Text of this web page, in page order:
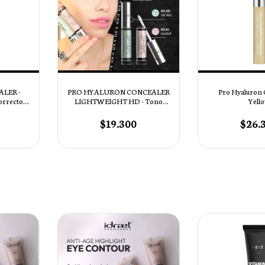
-
PRO HYALURON CONCEALER
LIGHTWEIGHT HD - Tono
$19.300
Pro Hyaluron